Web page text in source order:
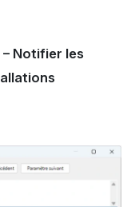
– Notifier les